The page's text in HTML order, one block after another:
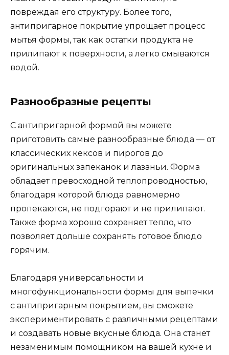
повреждая его структуру. Более того,
антипригарное покрытие упрощает процесс
мытья формы, так как остатки продукта не
прилипают к поверхности, а легко смываются
водой.
Разнообразные рецепты
С антипригарной формой вы можете
приготовить самые разнообразные блюда — от
классических кексов и пирогов до
оригинальных запеканок и лазаньи. Форма
обладает превосходной теплопроводностью,
благодаря которой блюда равномерно
пропекаются, не подгорают и не прилипают.
Также форма хорошо сохраняет тепло, что
позволяет дольше сохранять готовое блюдо
горячим.
Благодаря универсальности и
многофункциональности формы для выпечки
с антипригарным покрытием, вы сможете
экспериментировать с различными рецептами
и создавать новые вкусные блюда. Она станет
незаменимым помощником на вашей кухне и